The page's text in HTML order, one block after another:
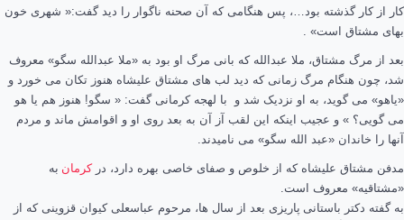
کار از کار گذشته بود…، پس هنگامی که آن صحنه ناگوار را دید گفت:« شهری خون
بهای مشتاق است» .
بعد از مرگ مشتاق، ملا عبدالله که بانی مرگ او بود به «ملا عبدالله سگو» معروف
شد، چون هنگام مرگ زمانی که دید لب های مشتاق علیشاه هنوز تکان می خورد و
«یاهو» می گوید، به او نزدیک شد و با لهجه کرمانی گفت: « سگو! هنوز هم یا هو
می گویی؟ » و عجیب اینکه این لقب آز آن به بعد روی او و اقوامش ماند و مردم
آنها را خاندان «عبد الله سگو» می نامیدند.
مدفن مشتاق علیشاه که از خلوص و صفای خاصی بهره دارد، درکرمان به
«مشتاقیه» معروف است.
به گفته دکتر باستانی پاریزی بعد از سال ها، مرحوم عباسعلی کیوان قزوینی که از